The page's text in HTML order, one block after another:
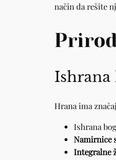
način da rešite
Hrana ima
Ishrana
Namirnice
Integralne